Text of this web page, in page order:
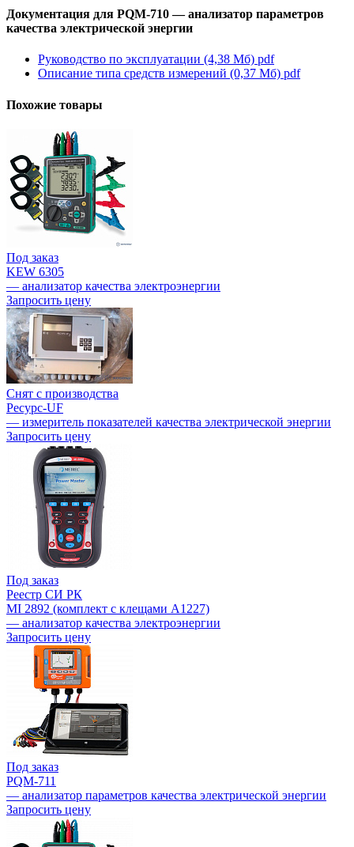
Документация для PQM-710 — анализатор параметров
качества электрической энергии
Руководство по эксплуатации (4,38 Мб) pdf
Описание типа средств измерений (0,37 Мб) pdf
Похожие товары
Под заказ
KEW 6305
— анализатор качества электроэнергии
Запросить цену
Снят с производства
Ресурс-UF
— измеритель показателей качества электрической энергии
Запросить цену
Под заказ
Реестр СИ РК
MI 2892 (комплект с клещами А1227)
— анализатор качества электроэнергии
Запросить цену
Под заказ
PQM-711
— анализатор параметров качества электрической энергии
Запросить цену